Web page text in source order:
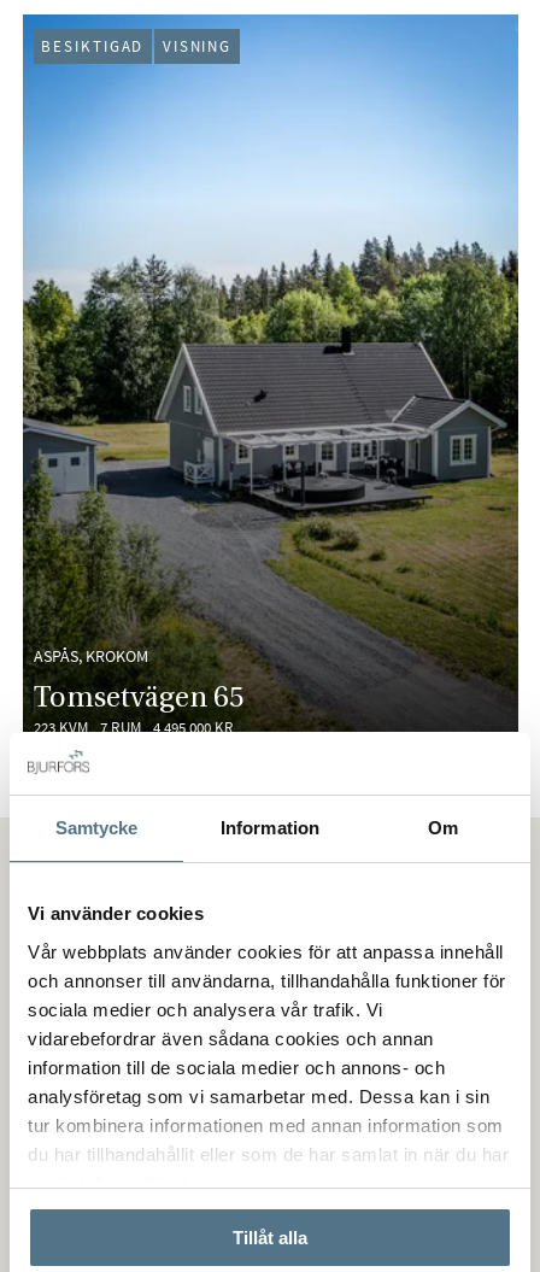
Samtycke Information Om
Vi använder cookies
Vår webbplats använder cookies för att anpassa innehåll
och annonser till användarna, tillhandahålla funktioner för
sociala medier och analysera vår trafik. Vi
vidarebefordrar även sådana cookies och annan
information till de sociala medier och annons- och
analysföretag som vi samarbetar med. Dessa kan i sin
tur kombinera informationen med annan information som
du har tillhandahållit eller som de har samlat in när du har
använt deras tjänster.
Tillåt alla
ASPÅS, KROKOM
Tomsetvägen 65
223 KVM 7 RUM 4 495 000 KR
BESIKTIGAD VISNING
Bostäder till salu i Aspås
Att bo i Aspås
Aspås är en omtyckt by med stark gemenskap och ligger på
samtidigt som du har nära till vardagens bekvämligheter.
promenader och löpning, utegym och skridskobana - perfekt